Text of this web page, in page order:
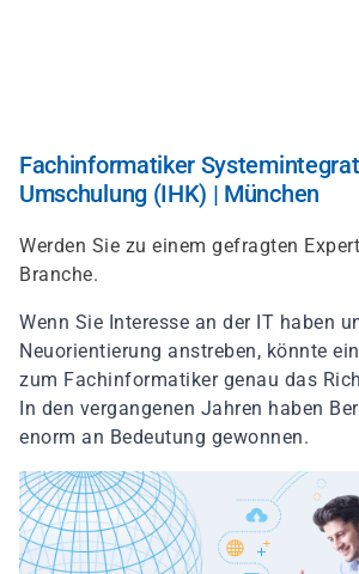
Fachinformatiker
Umschulung (IHK) | München
Werden Sie zu einem gefragten
Branche.
Wenn Sie Interesse an der IT haben
Neuorientierung anstreben, könnte
zum Fachinformatiker genau das
In den vergangenen Jahren haben
enorm an Bedeutung gewonnen.